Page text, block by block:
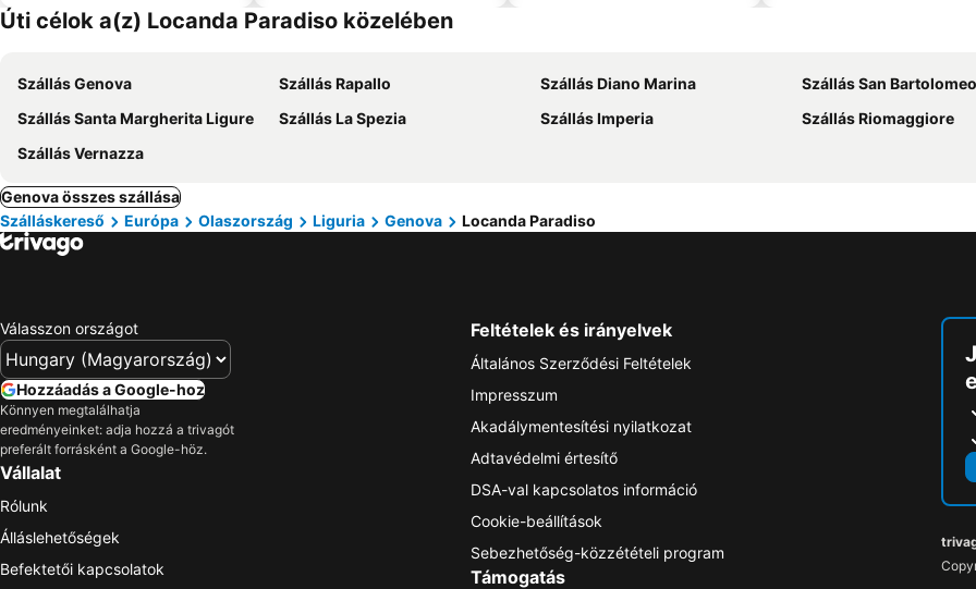
Úti célok a(z) Locanda Paradiso közelében
Szállás Genova Szállás Rapallo Szállás Diano Marina
Szállás San
Szállás Santa Margherita Ligure
Szállás La Spezia Szállás Imperia
Szállás Riomaggiore
Szállás Vernazza
Genova összes szállása
Szálláskereső
Európa Olaszország Liguria Genova Locanda Paradiso
Válasszon országot
Hozzáadás a Google-hoz
Könnyen megtalálhatja
eredményeinket: adja hozzá a trivagót
preferált forrásként a Google-höz.
Vállalat
Rólunk
Álláslehetőségek
Befektetői kapcsolatok
Feltételek és irányelvek
Általános Szerződési Feltételek
Impresszum
Akadálymentesítési nyilatkozat
Adtavédelmi értesítő
DSA-val kapcsolatos információ
Cookie-beállítások
Sebezhetőség-közzétételi program
Támogatás